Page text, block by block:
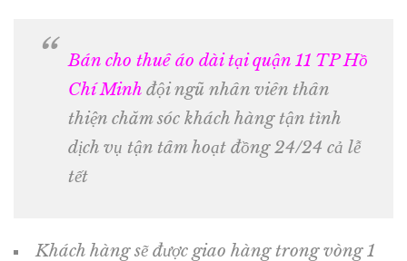
Bán cho thuê áo dài tại quận 11 TP Hồ
Chí Minh đội ngũ nhân viên thân
thiện chăm sóc khách hàng tận tình
dịch vụ tận tâm hoạt đồng 24/24 cả lễ
tết
Khách hàng sẽ được giao hàng trong vòng 1